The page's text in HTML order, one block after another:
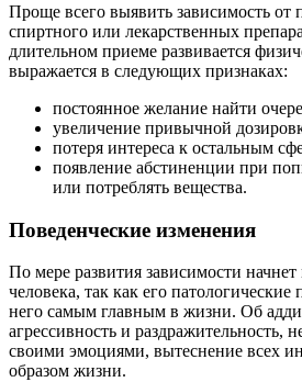
Проще всего выявить зависимость от
спиртного или лекарственных
длительном приеме развивается
выражается в следующих признаках:
постоянное желание найти
увеличение привычной
потеря интереса к остальным
появление абстиненции при
или потреблять вещества.
Поведенческие изменения
По мере развития зависимости начнет
человека, так как его
него самым главным в жизни. Об
агрессивность и раздражительность,
своими эмоциями, вытеснение всех
образом жизни.